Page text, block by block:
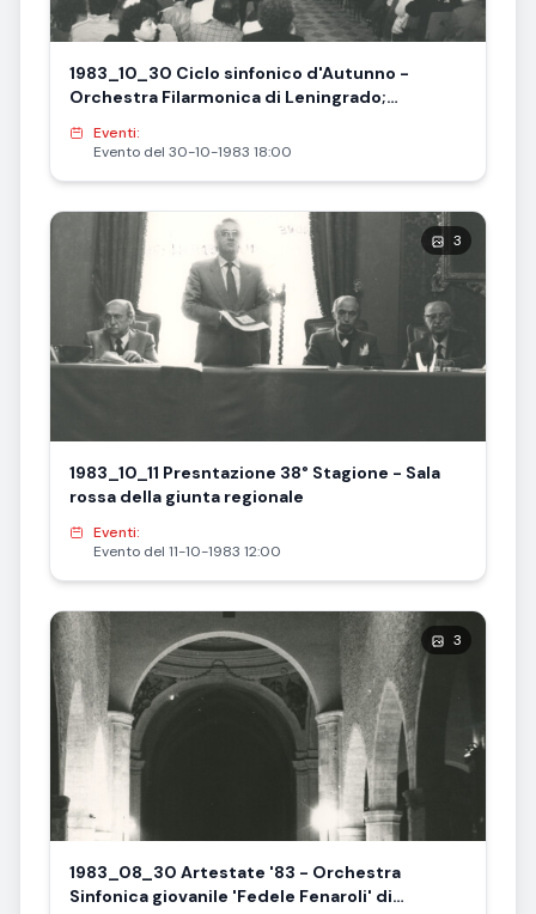
1983_10_30 Ciclo sinfonico d'Autunno -
Orchestra Filarmonica di Leningrado;
Eventi:
Evento del 30-10-1983 18:00
3
1983_10_11 Presntazione 38° Stagione - Sala
rossa della giunta regionale
Eventi:
Evento del 11-10-1983 12:00
3
1983_08_30 Artestate '83 - Orchestra
Sinfonica giovanile 'Fedele Fenaroli' di